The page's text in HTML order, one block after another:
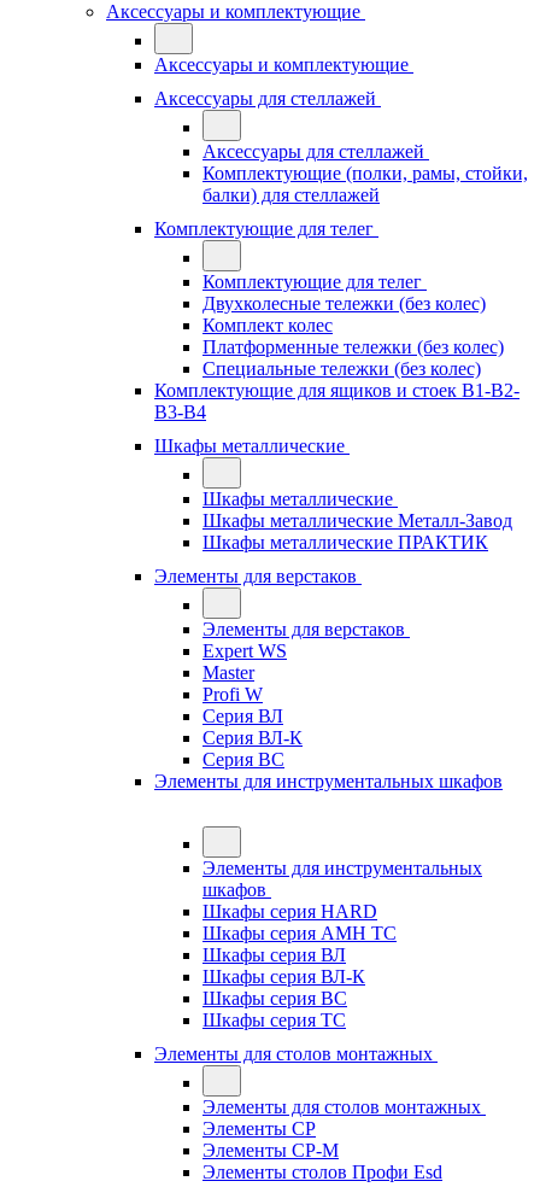
Аксессуары и комплектующие
Аксессуары и комплектующие
Аксессуары для стеллажей
Аксессуары для стеллажей
Комплектующие (полки, рамы, стойки,
балки) для стеллажей
Комплектующие для телег
Комплектующие для телег
Двухколесные тележки (без колес)
Комплект колес
Платформенные тележки (без колес)
Специальные тележки (без колес)
Комплектующие для ящиков и стоек В1-В2-
В3-В4
Шкафы металлические
Шкафы металлические
Шкафы металлические Металл-Завод
Шкафы металлические ПРАКТИК
Элементы для верстаков
Элементы для верстаков
Expert WS
Master
Profi W
Серия ВЛ
Серия ВЛ-К
Серия ВС
Элементы для инструментальных шкафов
Элементы для инструментальных
шкафов
Шкафы серия HARD
Шкафы серия АМН ТС
Шкафы серия ВЛ
Шкафы серия ВЛ-К
Шкафы серия ВС
Шкафы серия ТС
Элементы для столов монтажных
Элементы для столов монтажных
Элементы СР
Элементы СР-М
Элементы столов Профи Esd